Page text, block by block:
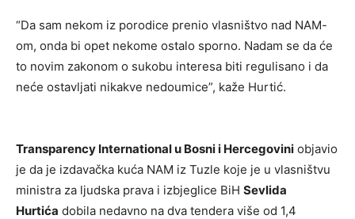
“Da sam nekom iz porodice prenio vlasništvo nad NAM-
om, onda bi opet nekome ostalo sporno. Nadam se da će
to novim zakonom o sukobu interesa biti regulisano i da
neće ostavljati nikakve nedoumice”, kaže Hurtić.
Transparency International u Bosni i Hercegovini objavio
je da je izdavačka kuća NAM iz Tuzle koje je u vlasništvu
ministra za ljudska prava i izbjeglice BiH Sevlida
Hurtića dobila nedavno na dva tendera više od 1,4